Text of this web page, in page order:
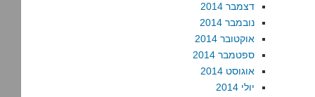
דצמבר 2014
נובמבר 2014
אוקטובר 2014
ספטמבר 2014
אוגוסט 2014
יולי 2014